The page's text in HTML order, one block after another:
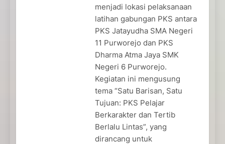
menjadi lokasi pelaksanaan
latihan gabungan PKS antara
PKS Jatayudha SMA Negeri
11 Purworejo dan PKS
Dharma Atma Jaya SMK
Negeri 6 Purworejo.
Kegiatan ini mengusung
tema “Satu Barisan, Satu
Tujuan: PKS Pelajar
Berkarakter dan Tertib
Berlalu Lintas”, yang
dirancang untuk